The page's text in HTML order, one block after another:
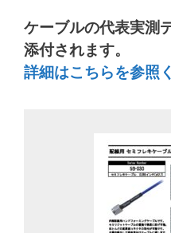
ケーブルの代表実測
添付されます。
詳細はこちらを参照